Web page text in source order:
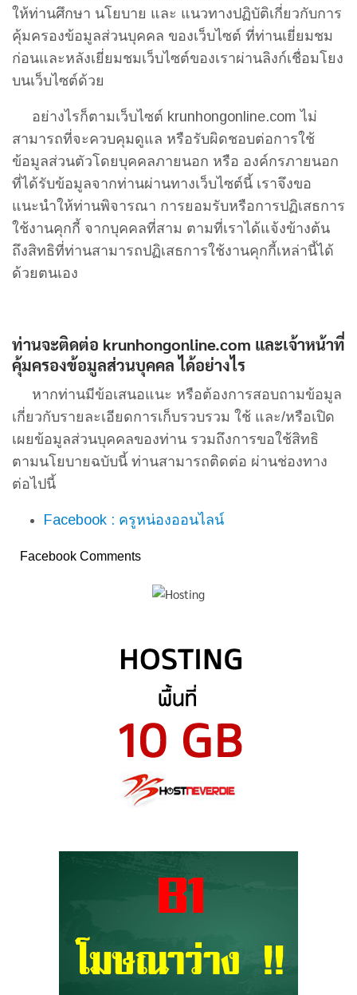
ให้ท่านศึกษา นโยบาย และ แนวทางปฏิบัติเกี่ยวกับการ
คุ้มครองข้อมูลส่วนบุคคล ของเว็บไซต์ ที่ท่านเยี่ยมชม
ก่อนและหลังเยี่ยมชมเว็บไซต์ของเราผ่านลิงก์เชื่อมโยง
บนเว็บไซต์ด้วย
อย่างไรก็ตามเว็บไซต์ krunhongonline.com ไม่
สามารถที่จะควบคุมดูแล หรือรับผิดชอบต่อการใช้
ข้อมูลส่วนตัวโดยบุคคลภายนอก หรือ องค์กรภายนอก
ที่ได้รับข้อมูลจากท่านผ่านทางเว็บไซต์นี้ เราจึงขอ
แนะนำให้ท่านพิจารณา การยอมรับหรือการปฏิเสธการ
ใช้งานคุกกี้ จากบุคคลที่สาม ตามที่เราได้แจ้งข้างต้น
ถึงสิทธิที่ท่านสามารถปฏิเสธการใช้งานคุกกี้เหล่านี้ได้
ด้วยตนเอง
ท่านจะติดต่อ krunhongonline.com และเจ้าหน้าที่
คุ้มครองข้อมูลส่วนบุคคลได้อย่างไร
หากท่านมีข้อเสนอแนะ หรือต้องการสอบถามข้อมูล
เกี่ยวกับรายละเอียดการเก็บรวบรวม ใช้ และ/หรือเปิด
เผยข้อมูลส่วนบุคคลของท่าน รวมถึงการขอใช้สิทธิ
ตามนโยบายฉบับนี้ ท่านสามารถติดต่อ ผ่านช่องทาง
ต่อไปนี้
Facebook : ครูหน่องออนไลน์
Facebook Comments